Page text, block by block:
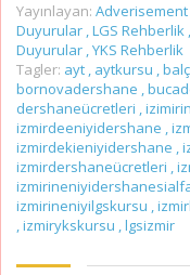
Yayınlayan: Adverisement
Duyurular ,LGS Rehberlik ,
Duyurular ,YKS Rehberlik
Tagler: ayt , aytkursu ,
bornovadershane ,
dershaneücretleri ,
izmirdeeniyidershane ,
izmirdekieniyidershane ,
izmirdershaneücretleri ,
izmirineniyilgskursu ,
,izmirykskursu ,lgsizmir